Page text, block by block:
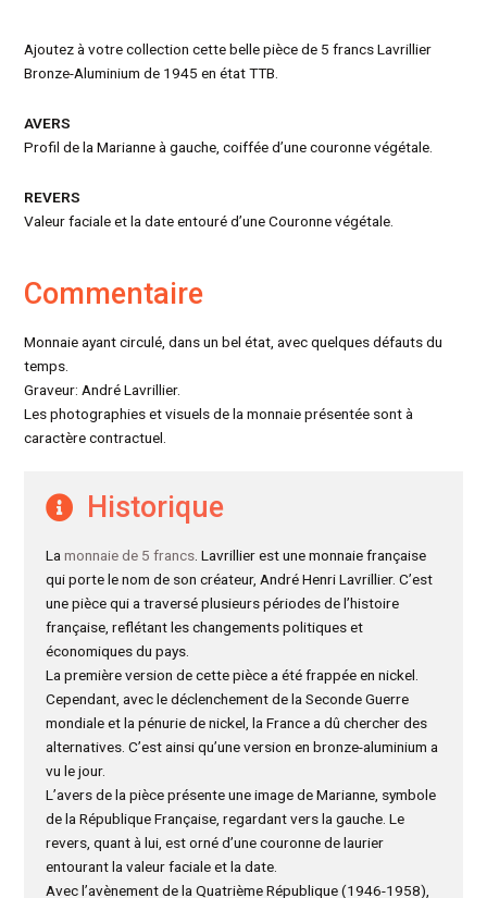
Ajoutez à votre collection cette belle pièce de 5 francs Lavrillier
Bronze-Aluminium de 1945 en état TTB.
AVERS
Profil de la Marianne à gauche, coiffée d’une couronne végétale.
REVERS
Valeur faciale et la date entouré d’une Couronne végétale.
Commentaire
Monnaie ayant circulé, dans un bel état, avec quelques défauts du
temps.
Graveur: André Lavrillier.
Les photographies et visuels de la monnaie présentée sont à
caractère contractuel.
Historique
Lamonnaie de 5 francs . Lavrillier est une monnaie française
qui porte le nom de son créateur, André Henri Lavrillier. C’est
une pièce qui a traversé plusieurs périodes de l’histoire
française, reflétant les changements politiques et
économiques du pays.
La première version de cette pièce a été frappée en nickel.
Cependant, avec le déclenchement de la Seconde Guerre
mondiale et la pénurie de nickel, la France a dû chercher des
alternatives. C’est ainsi qu’une version en bronze-aluminium a
vu le jour.
L’avers de la pièce présente une image de Marianne, symbole
de la République Française, regardant vers la gauche. Le
revers, quant à lui, est orné d’une couronne de laurier
entourant la valeur faciale et la date.
Avec l’avènement de la Quatrième République (1946-1958),